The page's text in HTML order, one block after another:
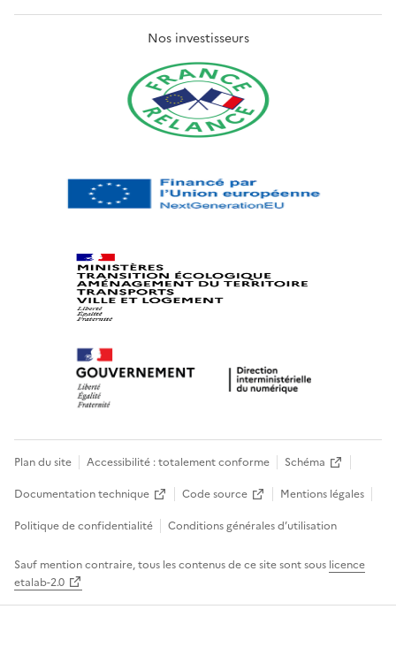
Nos investisseurs
Plan du site Accessibilité : totalement conforme
Schéma
Documentation technique
Code source
Mentions légales
Politique de confidentialité
Conditions générales d’utilisation
Sauf mention contraire, tous les contenus de ce site sont sous licence
etalab-2.0